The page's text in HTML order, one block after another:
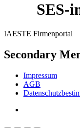
SES-
IAESTE Firmenportal
Secondary
Impressum
AGB